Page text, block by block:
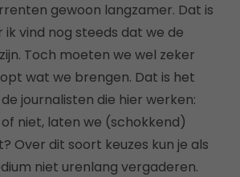
gewoon langzamer. Dat is
vind nog steeds dat we de
Toch moeten we wel zeker
wat we brengen. Dat is het
journalisten die hier werken:
niet, laten we (schokkend)
Over dit soort keuzes kun je als
niet urenlang vergaderen.